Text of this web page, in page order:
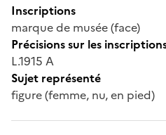
Inscriptions
marque de musée (face)
Précisions sur les
L.1915 A
Sujet représenté
figure (femme, nu, en pied)